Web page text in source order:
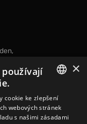
spodmínkami
CZECH
×
cookie ke zlepšení
webových stránek
s našimi zásadami